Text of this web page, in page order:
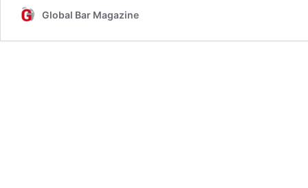
Global Bar Magazine